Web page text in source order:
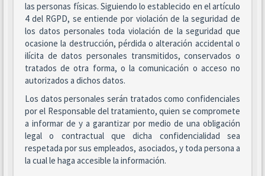
las personas físicas. Siguiendo lo establecido en el artículo
4 del RGPD, se entiende por violación de la seguridad de
los datos personales toda violación de la seguridad que
ocasione la destrucción, pérdida o alteración accidental o
ilícita de datos personales transmitidos, conservados o
tratados de otra forma, o la comunicación o acceso no
autorizados a dichos datos.
Los datos personales serán tratados como confidenciales
por el Responsable del tratamiento, quien se compromete
a informar de y a garantizar por medio de una obligación
legal o contractual que dicha confidencialidad sea
respetada por sus empleados, asociados, y toda persona a
la cual le haga accesible la información.